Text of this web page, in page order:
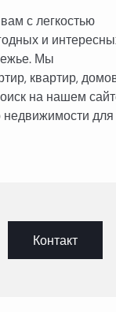
с легкостью
и
Мы
квартир,
на нашем
недвижимости для
Контакт